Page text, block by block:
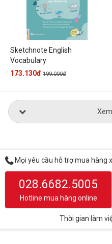
Sketchnote English
Vocabulary
173.130đ 199.000đ
Mọi yêu cầu hỗ trợ mua hàng
028.6682.5005
Hotline mua hàng online
Thời gian làm